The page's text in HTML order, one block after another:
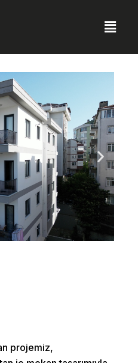
projemiz,